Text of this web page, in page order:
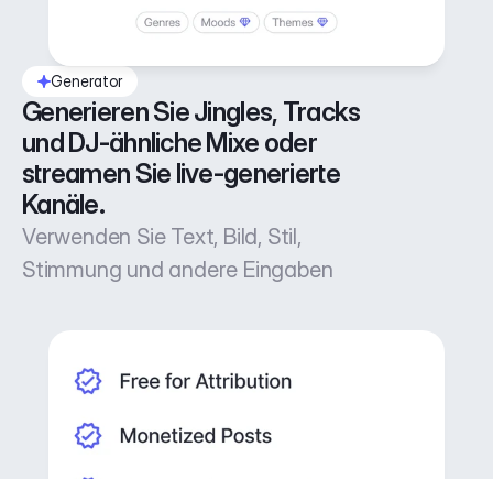
Generator
Generieren Sie Jingles, Tracks
und DJ-ähnliche Mixe oder
streamen Sie live-generierte
Kanäle.
Verwenden Sie Text, Bild, Stil,
Stimmung und andere Eingaben